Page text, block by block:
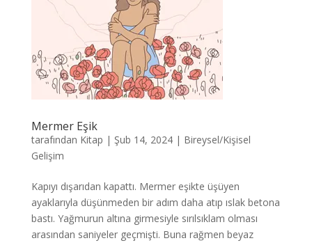
Mermer Eşik
tarafından Kitap | Şub 14, 2024| Bireysel/Kişisel
Gelişim
Kapıyı dışarıdan kapattı. Mermer eşikte üşüyen
ayaklarıyla düşünmeden bir adım daha atıp ıslak betona
bastı. Yağmurun altına girmesiyle sırılsıklam olması
arasından saniyeler geçmişti. Buna rağmen beyaz